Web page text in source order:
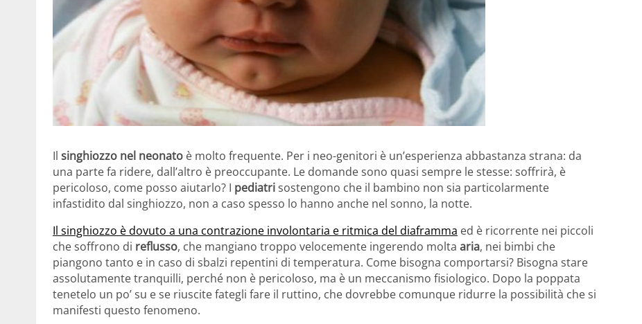
Il singhiozzo nel neonato è molto frequente. Per i neo-genitori è un’esperienza abbastanza strana: da
una parte fa ridere, dall’altro è preoccupante. Le domande sono quasi sempre le stesse: soffrirà, è
pericoloso, come posso aiutarlo? I pediatrisostengono che il bambino non sia particolarmente
infastidito dal singhiozzo, non a caso spesso lo hanno anche nel sonno, la notte.
Il singhiozzo è dovuto a una contrazione involontaria e ritmica del diaframma ed è ricorrente nei piccoli
che soffrono di reflusso, che mangiano troppo velocemente ingerendo molta aria, nei bimbi che
piangono tanto e in caso di sbalzi repentini di temperatura. Come bisogna comportarsi? Bisogna stare
assolutamente tranquilli, perché non è pericoloso, ma è un meccanismo fisiologico. Dopo la poppata
tenetelo un po’ su e se riuscite fategli fare il ruttino, che dovrebbe comunque ridurre la possibilità che si
manifesti questo fenomeno.